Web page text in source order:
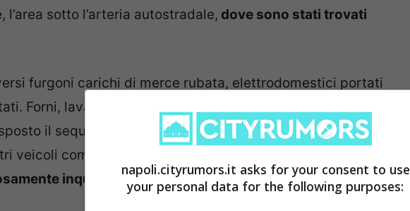
sotto l’arteria autostradale, dove sono stati trovati
furgoni carichi di merce rubata, elettrodomestici portati
Forni, lavatrici, frigoriferi, piani cottura e condizionatori.
il sequestro di tutti i veicoli, tutti sprovvisti di
veicoli completamente distrutti e lasciati in stato di
inquinanti per l’ambiente.
napoli.cityrumors.it asks for your consent to use
your personal data for the following purposes: